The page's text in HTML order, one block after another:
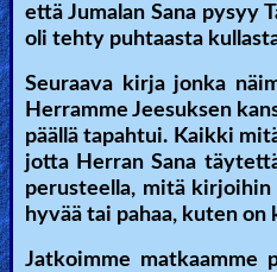
Bible/Study
Jesus
Warfare
että Jumalan Sana pysyy
oli tehty puhtaasta
Seuraava kirja jonka
Herramme Jeesuksen
päällä tapahtui. Kaikki
jotta Herran Sana
perusteella, mitä
hyvää tai pahaa, kuten
Jatkoimme